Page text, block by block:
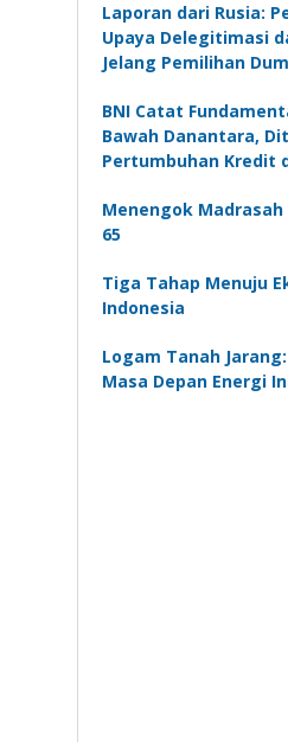
Laporan dari Rusia:
Upaya Delegitimasi
Jelang Pemilihan
BNI Catat
Bawah Danantara,
Pertumbuhan Kredit
Menengok Madrasah
65
Tiga Tahap Menuju
Indonesia
Logam Tanah
Masa Depan Energi